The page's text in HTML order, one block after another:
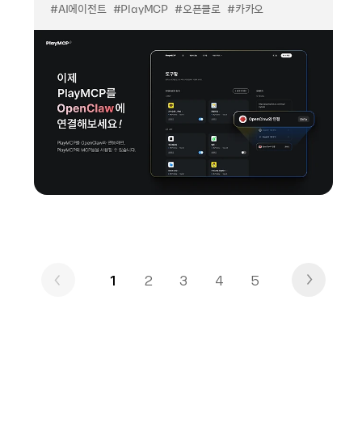
#AI에이전트 #PlayMCP #오픈클로 #카카오
1 2 3 4 5